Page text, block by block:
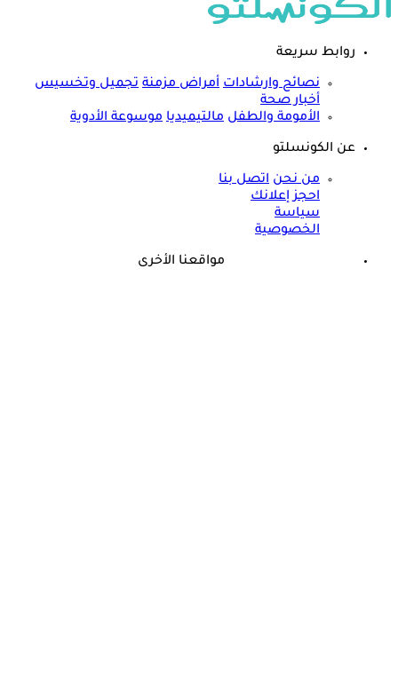
روابط سريعة
نصائح وارشادات أمراض مزمنة تجميل وتخسيس
أخبار صحة
الأمومة والطفل مالتيميديا موسوعة الأدوية
عن الكونسلتو
من نحن اتصل بنا
احجز إعلانك
سياسة
الخصوصية
مواقعنا الأخرى